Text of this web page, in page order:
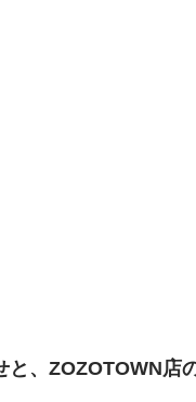
と、ZOZOTOWN店